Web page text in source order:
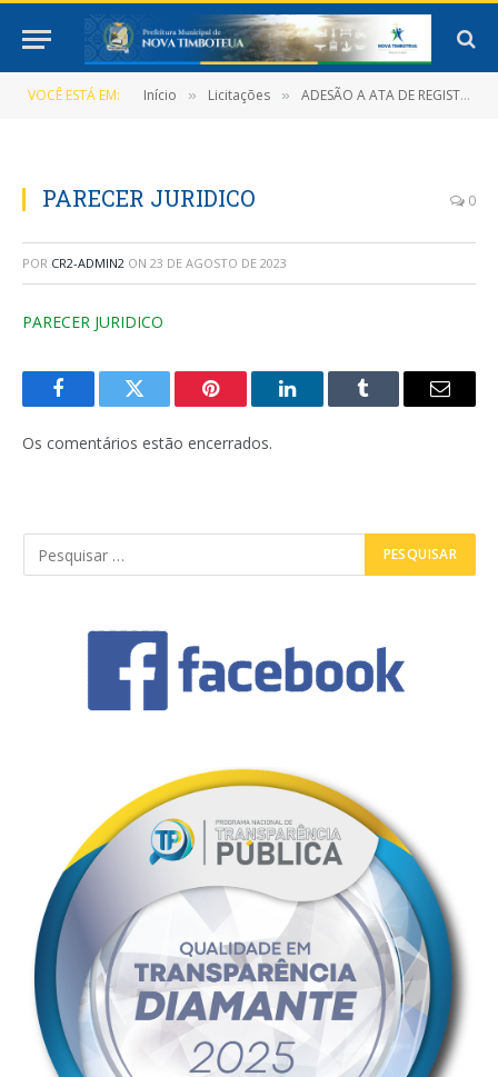
VOCÊ ESTÁ EM: Início » Licitações » ADESÃO A ATA DE REGISTRO DE PREÇOS Nº 003/2022 (Contratação de pessoa Jurídica para Fornecimento de Massa Asfáltica C.B.Q.U para atender as necessidades da Prefeitura Municipal de Nova Timboteua)
PARECER JURIDICO 0
POR CR2-ADMIN2 ON 23 DE AGOSTO DE 2023
PARECER JURIDICO
FacebookTwitter Pinterest LinkedInTumblr
E-
Os comentários estão encerrados.